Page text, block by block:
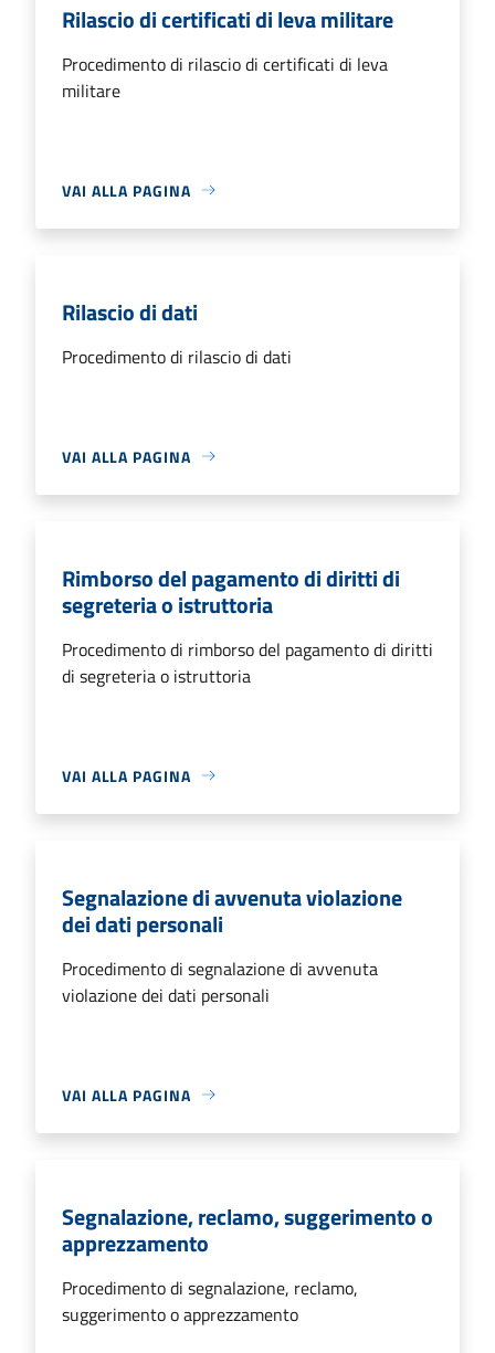
Rilascio di certificati di leva militare
Procedimento di rilascio di certificati di leva
militare
VAI ALLA PAGINA
Rilascio di dati
Procedimento di rilascio di dati
VAI ALLA PAGINA
Rimborso del pagamento di diritti di
segreteria o istruttoria
Procedimento di rimborso del pagamento di diritti
di segreteria o istruttoria
VAI ALLA PAGINA
Segnalazione di avvenuta violazione
dei dati personali
Procedimento di segnalazione di avvenuta
violazione dei dati personali
VAI ALLA PAGINA
Segnalazione, reclamo, suggerimento o
apprezzamento
Procedimento di segnalazione, reclamo,
suggerimento o apprezzamento